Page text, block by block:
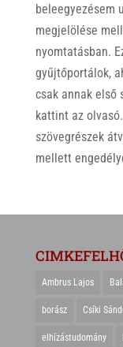
beleegyezésem
megjelölése
nyomtatásban.
gyűjtőportálok,
csak annak első
kattint az
szövegrészek
mellett
Ambrus Lajos
borász Csíki
elhízástudomány